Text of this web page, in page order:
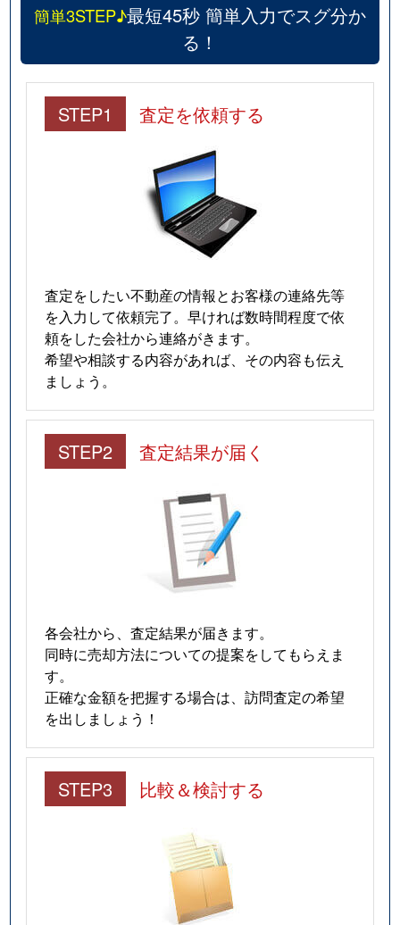
簡単3STEP♪最短45秒 簡単入力でスグ分か
る！
STEP1 査定を依頼する
査定をしたい不動産の情報とお客様の連絡先等
を入力して依頼完了。早ければ数時間程度で依
頼をした会社から連絡がきます。
希望や相談する内容があれば、その内容も伝え
ましょう。
STEP2 査定結果が届く
各会社から、査定結果が届きます。
同時に売却方法についての提案をしてもらえま
す。
正確な金額を把握する場合は、訪問査定の希望
を出しましょう！
STEP3 比較＆検討する